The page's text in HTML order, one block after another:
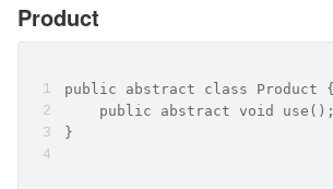
Product
public abstract class Product {
    public abstract void use();
}